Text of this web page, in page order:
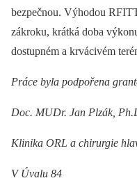
bezpečnou. Výhodou
zákroku, krátká doba
dostupném a krvácivém
Práce byla podpořena
Doc. MUDr. Jan Plzák,
Klinika ORL a chirurgie
V Úvalu 84